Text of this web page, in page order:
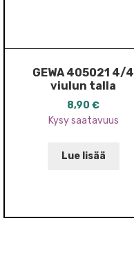
GEWA 405021 4/4
viulun talla
8,90€
Kysy saatavuus
Lue lisää